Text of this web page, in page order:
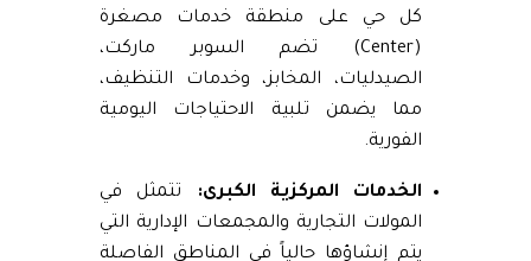
كل حي على منطقة خدمات مصغرة
(Center) تضم السوبر ماركت،
الصيدليات، المخابز، وخدمات التنظيف،
مما يضمن تلبية الاحتياجات اليومية
الفورية.
الخدمات المركزية الكبرى:تتمثل في
المولات التجارية والمجمعات الإدارية التي
يتم إنشاؤها حالياً في المناطق الفاصلة